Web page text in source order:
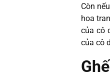
Còn
hoa
của cô
của cô